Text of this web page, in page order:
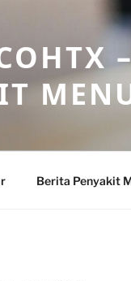
Berita Penyakit